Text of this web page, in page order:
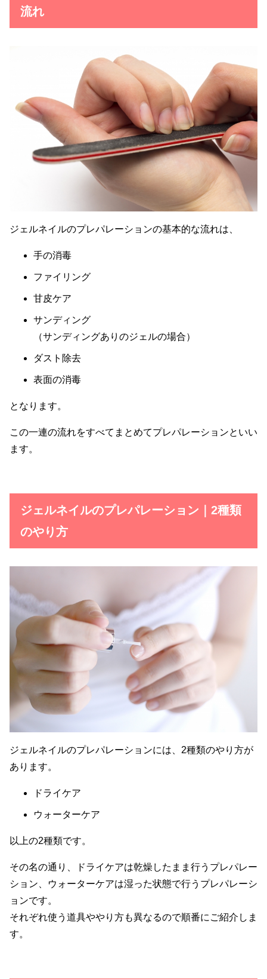
流れ
ジェルネイルのプレパレーションの基本的な流れは、
手の消毒
ファイリング
甘皮ケア
サンディング
（サンディングありのジェルの場合）
ダスト除去
表面の消毒
となります。
この一連の流れをすべてまとめてプレパレーションといい
ます。
ジェルネイルのプレパレーション｜2種類
のやり方
ジェルネイルのプレパレーションには、2種類のやり方が
あります。
ドライケア
ウォーターケア
以上の2種類です。
その名の通り、ドライケアは乾燥したまま行うプレパレー
ション、ウォーターケアは湿った状態で行うプレパレーシ
ョンです。
それぞれ使う道具ややり方も異なるので順番にご紹介しま
す。